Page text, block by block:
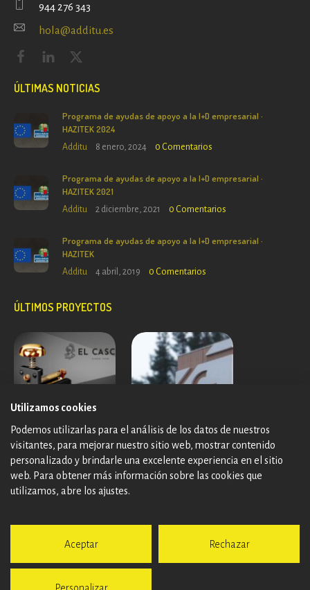
944 276 343
hola@additu.es
ÚLTIMAS NOTICIAS
Programa de ayudas de apoyo a la I+D empresarial ·
HAZITEK 2024
Additu 8 enero, 2024 0 Comentarios
Programa de ayudas de apoyo a la I+D empresarial ·
HAZITEK 2021
Additu 2 diciembre, 2021 0 Comentarios
Programa de ayudas de apoyo a la I+D empresarial ·
HAZITEK
Additu 4 abril, 2019 0 Comentarios
ÚLTIMOS PROYECTOS
Utilizamos cookies
Podemos utilizarlas para el análisis de los datos de nuestros
visitantes, para mejorar nuestro sitio web, mostrar contenido
personalizado y brindarle una excelente experiencia en el sitio
web. Para obtener más información sobre las cookies que
utilizamos, abre los ajustes.
Aceptar Rechazar